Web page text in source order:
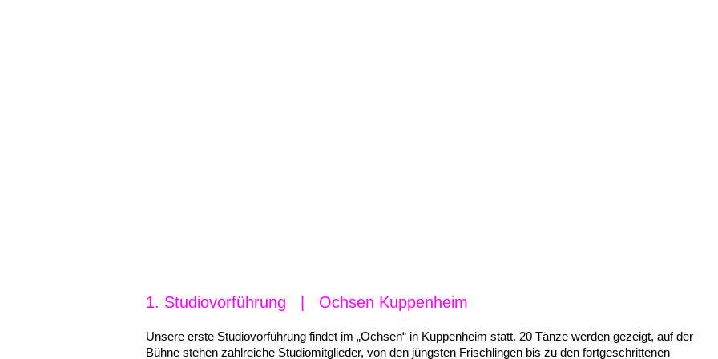
1. Studiovorführung | Ochsen Kuppenheim
Unse­re erste Studio­vor­füh­rung findet im „Ochsen“ in Kuppen­heim statt. 20 Tänze werden gezeigt, auf der
Bühne stehen zahl­rei­che Studio­mit­glie­der, von den jüngs­ten Frisch­lin­gen bis zu den fort­ge­schrit­te­nen